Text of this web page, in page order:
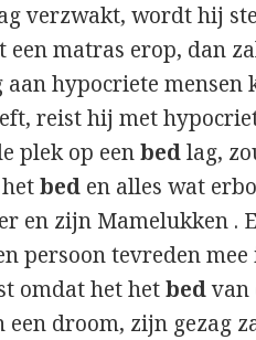
verzwakt, wordt hij
een matras erop, dan
hypocriete mensen
reist hij met
plek op eenbedlag,
hetbed en alles wat
en zijn Mamelukken .
persoon tevreden
omdat het hetbedvan
een droom, zijn gezag